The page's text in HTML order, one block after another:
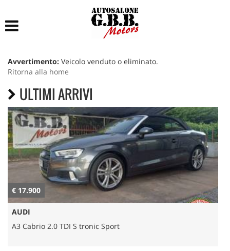
ACCESSORI E RICAMBI
ACQUISTIAMO USATO
ASSISTENZA
CONTATTI
Avvertimento: Veicolo venduto o eliminato.
Ritorna alla home
ULTIMI ARRIVI
€ 17.900
AUDI
A3 Cabrio 2.0 TDI S tronic Sport